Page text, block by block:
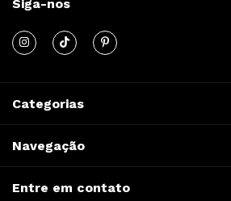
Siga-nos
Categorias
Navegação
Entre em contato